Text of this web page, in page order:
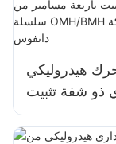
هيدروليكي
ذو شفة تثبيت
مسامير من
سلسلة OMH/BMH